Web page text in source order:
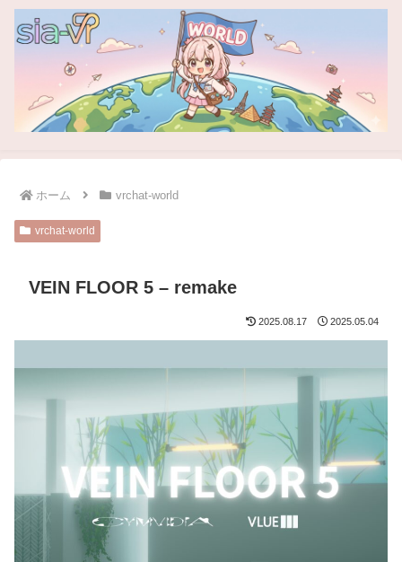
ホーム vrchat-world
vrchat-world
VEIN FLOOR 5 – remake
2025.08.17 2025.05.04